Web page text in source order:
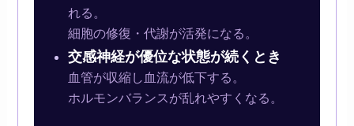
れる。
細胞の修復・代謝が活発になる。
交感神経が優位な状態が続くとき
血管が収縮し血流が低下する。
ホルモンバランスが乱れやすくなる。